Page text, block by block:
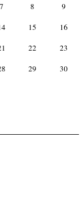
7 8 9
15 16
22 23
29 30